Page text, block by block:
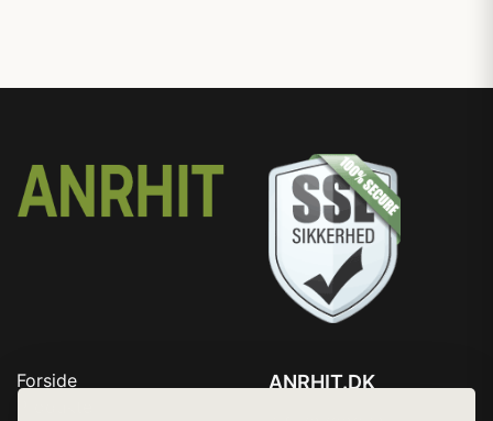
Forside
ANRHIT.DK